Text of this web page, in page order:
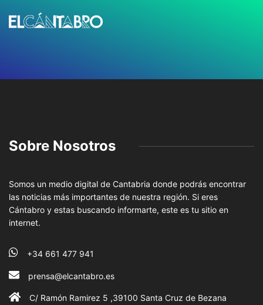
Sobre Nosotros
Somos un medio digital de Cantabria donde podrás encontrar
las noticias más importantes de nuestra región. Si eres
Cántabro y estas buscando informarte, este es tu sitio en
internet.
+34 661 477 941
prensa@elcantabro.es
C/ Ramón Ramirez 5 ,39100 Santa Cruz de Bezana